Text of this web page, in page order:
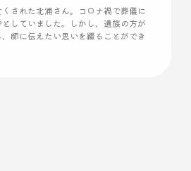
された北浦さん。コロナ禍で葬儀に
していました。しかし、遺族の方が
師に伝えたい思いを綴ることができ